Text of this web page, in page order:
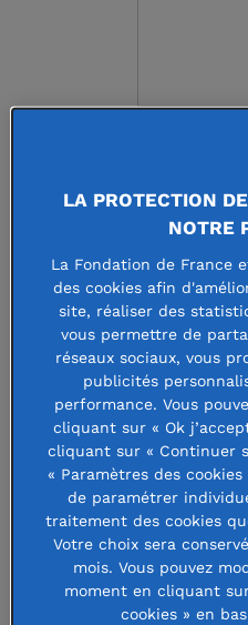
https://
Faire un don
La Fondation Inter
à pallier les
que rencontrent
associations pour
projets, en
LA PROTECTION
NOTRE
La Fondation de France
des cookies afin
site, réaliser des
vous permettre de
réseaux sociaux, vous
publicités
performance. Vous
cliquant sur « Ok
cliquant sur « Continuer
« Paramètres des
de paramétrer
traitement des cookies
Votre choix sera
mois. Vous pouvez
moment en cliquant
cookies » en